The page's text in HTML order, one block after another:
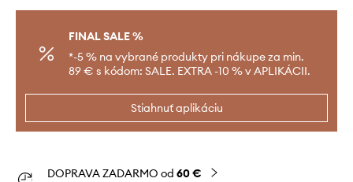
FINAL SALE %
*-5 % na vybrané produkty pri nákupe za min.
89 € s kódom: SALE. EXTRA -10 % v APLIKÁCII.
Stiahnuť aplikáciu
DOPRAVA ZADARMO od 60 €